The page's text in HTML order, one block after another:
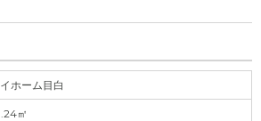
ホーム目白
㎡